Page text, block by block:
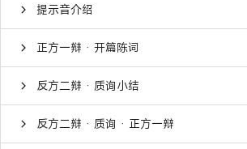
提示音介绍
正方一辩 · 开篇陈词
反方二辩 · 质询小结
反方二辩 · 质询 · 正方一辩